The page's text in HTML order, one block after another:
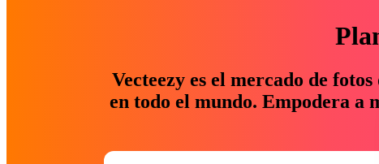
Vecteezy es el mercado de
en todo el mundo. Empodera a